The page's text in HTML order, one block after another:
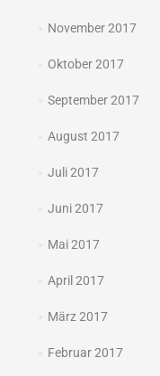
November 2017
Oktober 2017
September 2017
August 2017
Juli 2017
Juni 2017
Mai 2017
April 2017
März 2017
Februar 2017